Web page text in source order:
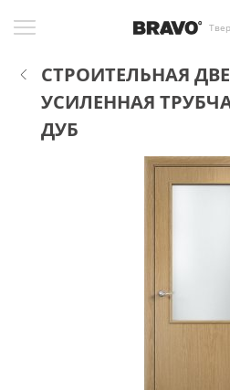
СТРОИТЕЛЬНАЯ
УСИЛЕННАЯ
ДУБ